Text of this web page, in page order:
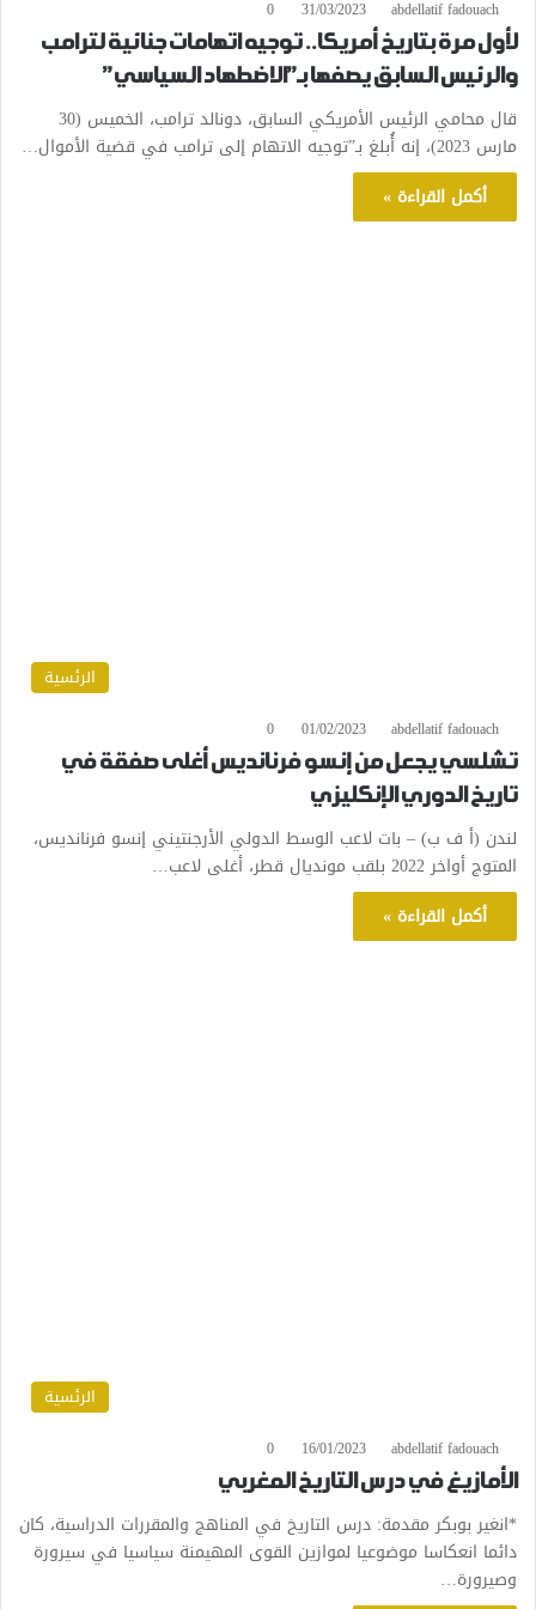
abdellatif fadouach
31/03/2023
0
لأول مرة بتاريخ أمريكا.. توجيه اتهامات جنائية لترامب
والرئيس السابق يصفها بـ”الاضطهاد السياسي”
قال محامي الرئيس الأمريكي السابق، دونالد ترامب، الخميس (30
مارس 2023)، إنه أُبلغ بـ”توجيه الاتهام إلى ترامب في قضية الأموال…
أكمل القراءة »
الرئسية
abdellatif fadouach
01/02/2023
0
تشلسي يجعل من إنسو فرنانديس أغلى صفقة في
تاريخ الدوري الإنكليزي
لندن (أ ف ب) – بات لاعب الوسط الدولي الأرجنتيني إنسو فرنانديس،
المتوج أواخر 2022 بلقب مونديال قطر، أغلى لاعب…
أكمل القراءة »
الرئسية
abdellatif fadouach
16/01/2023
0
الأمازيغ في درس التاريخ المغربي
*انغير بوبكر مقدمة: درس التاريخ في المناهج والمقررات الدراسية، كان
دائما انعكاسا موضوعيا لموازين القوى المهيمنة سياسيا في سيرورة
وصيرورة…